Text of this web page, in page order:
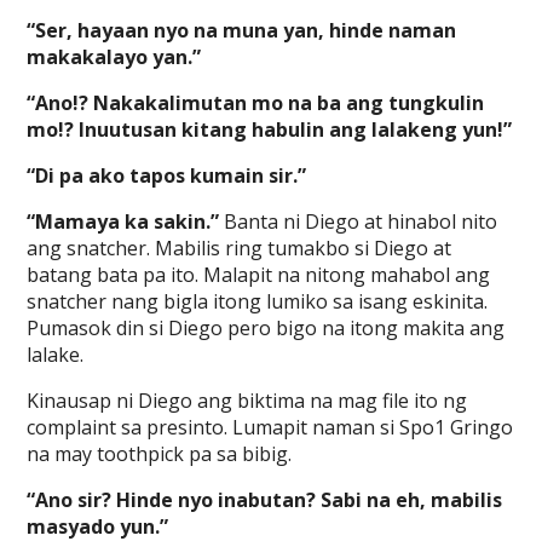
“Ser, hayaan nyo na muna yan, hinde naman
makakalayo yan.”
“Ano!? Nakakalimutan mo na ba ang tungkulin
mo!? Inuutusan kitang habulin ang lalakeng yun!”
“Di pa ako tapos kumain sir.”
“Mamaya ka sakin.” Banta ni Diego at hinabol nito
ang snatcher. Mabilis ring tumakbo si Diego at
batang bata pa ito. Malapit na nitong mahabol ang
snatcher nang bigla itong lumiko sa isang eskinita.
Pumasok din si Diego pero bigo na itong makita ang
lalake.
Kinausap ni Diego ang biktima na mag file ito ng
complaint sa presinto. Lumapit naman si Spo1 Gringo
na may toothpick pa sa bibig.
“Ano sir? Hinde nyo inabutan? Sabi na eh, mabilis
masyado yun.”